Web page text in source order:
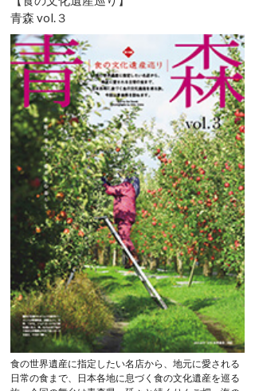
青森 vol.３
食の世界遺産に指定したい名店から、地元に愛される
日常の食まで、日本各地に息づく食の文化遺産を巡る